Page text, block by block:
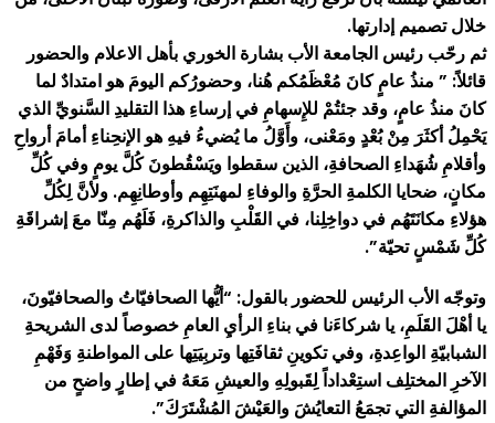
خلال تصميم إدارتها.
ثم رحّب رئيس الجامعة الأب بشارة الخوري بأهل الاعلام والحضور
قائلاً: ” منذُ عامٍ كانَ مُعْظَمُكم هُنا، وحضورُكم اليومَ هو امتدادٌ لما
كانَ منذُ عامٍ، وقد جئتُمْ للإِسهامِ في إرساءِ هذا التقليدِ السَّنويِّ الذي
يَحْمِلُ أكثَرَ مِنْ بُعْدٍ ومَعْنى، وأَوَّلُ ما يُضيءُ فيهِ هو الإنحِناءِ أمامَ أرواحِ
وأقلامِ شُهَداءِ الصحافةِ، الذين سقطوا ويَسْقُطونَ كُلَّ يومٍ وفي كُلِّ
مكانٍ، ضحايا الكلمةِ الحرَّةِ والوفاءِ لمهنَتِهِم وأوطانِهِم. ولأنَّ لِكُلِّ
هؤلاءِ مكانَتَهُم في دواخِلِنا، في القَلْبِ والذاكرةِ، فَلَهُم مِنّا معَ إشراقَةِ
كُلِّ شَمْسٍ تحيّة”.
وتوجّه الأب الرئيس للحضور بالقول: “أيُّها الصحافيّاتُ والصحافيّونَ،
يا أهْلَ القَلَمِ، يا شركاءَنا في بناءِ الرأيِ العامِ خصوصاً لدى الشريحةِ
الشبابيّةِ الواعِدةِ، وفي تكوينِ ثقافَتِها وتربِيَتِها على المواطنةِ وَفَهْمِ
الآخرِ المختلِف استِعْداداً لِقَبولِهِ والعيشِ مَعَهُ في إطارٍ واضحٍ من
المؤالفةِ التي تجمَعُ التعايُشَ والعَيْشَ المُشْتَرَكَ”.